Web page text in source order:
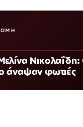
Νικολαΐδη: Οι εικόνες
άναψαν φωτιές